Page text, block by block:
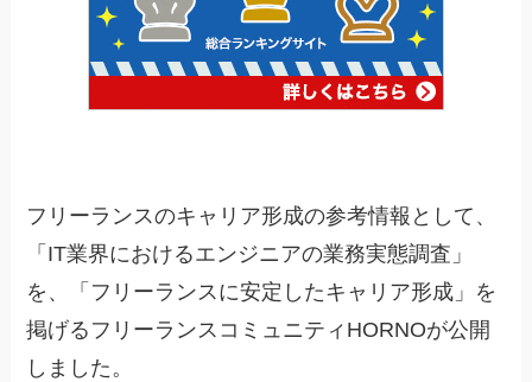
フリーランスのキャリア形成の参考情報として、
「IT業界におけるエンジニアの業務実態調査」
を、「フリーランスに安定したキャリア形成」を
掲げるフリーランスコミュニティHORNOが公開
しました。